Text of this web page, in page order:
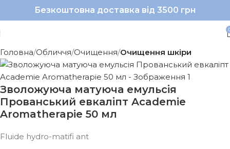
Безкоштовна доставка від 3500 грн
Головна Обличчя Очищення Очищення шкіри
Зволожуюча матуюча емульсія
Прованський евкаліпт Academie
Aromatherapie 50 мл
Fluide hydro-matifi ant